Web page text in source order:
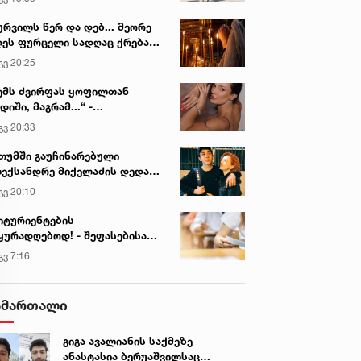
წერ და დებ... მეორე
ფურცელი სადღაც ქრება
სურვილი სრულდება...“ -
ტაძარი შიდა
20:25
ძვირფას ყოფილთან
მაგრამ...“ -
პაიჭაძის
აღიარება
20:33
გაუჩინარებული
მიქელაძის დედა
ავრცელებს
20:10
- შეფასებისა
გამოცდების ეროვნული
ინფორმაციას
7:16
გიგა ავალიანის საქმეზე
ანასტასია ბერუაშვილსაც